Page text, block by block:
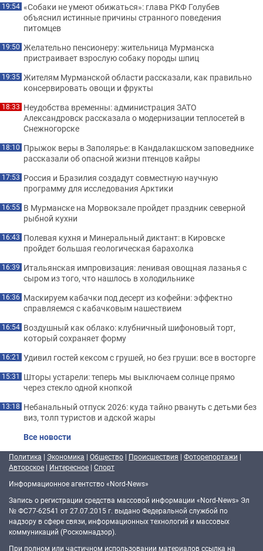
19:54 «Собаки не умеют обижаться»: глава РКФ Голубев
объяснил истинные причины странного поведения
питомцев
19:50 Желательно пенсионеру: жительница Мурманска
пристраивает взрослую собаку породы шпиц
19:35 Жителям Мурманской области рассказали, как правильно
консервировать овощи и фрукты
18:33 Неудобства временны: администрация ЗАТО
Александровск рассказала о модернизации теплосетей в
Снежногорске
18:10 Прыжок веры в Заполярье: в Кандалакшском заповеднике
рассказали об опасной жизни птенцов кайры
17:53 Россия и Бразилия создадут совместную научную
программу для исследования Арктики
16:55 В Мурманске на Морвокзале пройдет праздник северной
рыбной кухни
16:43 Полевая кухня и Минеральный диктант: в Кировске
пройдет большая геологическая барахолка
16:39 Итальянская импровизация: ленивая овощная лазанья с
сыром из того, что нашлось в холодильнике
16:36 Маскируем кабачки под десерт из кофейни: эффектно
справляемся с кабачковым нашествием
16:54 Воздушный как облако: клубничный шифоновый торт,
который сохраняет форму
16:21 Удивил гостей кексом с грушей, но без груши: все в восторге
15:31 Шторы устарели: теперь мы выключаем солнце прямо
через стекло одной кнопкой
13:18 Небанальный отпуск 2026: куда тайно рвануть с детьми без
виз, толп туристов и адской жары
Все новости
Политика | Экономика | Общество | Происшествия | Фоторепортажи |
Авторское | Интересное | Спорт
Информационное агентство «Nord-News»
Запись о регистрации средства массовой информации «Nord-News» Эл
№ ФС77-62541 от 27.07.2015 г. выдано Федеральной службой по
надзору в сфере связи, информационных технологий и массовых
коммуникаций (Роскомнадзор).
При полном или частичном использовании материалов ссылка на